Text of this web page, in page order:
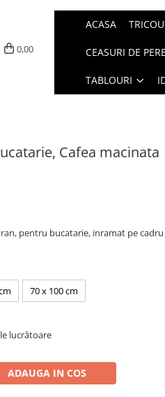
0,00
ACASA
CEASURI DE
TABLOURI
Cafea macinata
pentru bucatarie, inramat pe
70 x 100 cm
lucrătoare
ADAUGA IN COS